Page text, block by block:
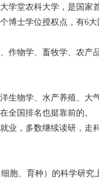
学堂农科大学，是国家
博士学位授权点，有6
作物学、畜牧学、农产
生物学、水产养殖、大
全国排名也挺靠前的。
业，多数继续读研，走
胞、育种）的科学研究